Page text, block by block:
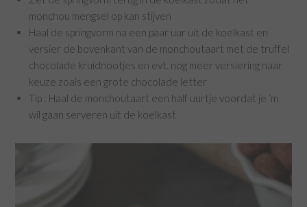
monchou mengsel op kan stijven
Haal de springvorm na een paar uur uit de koelkast en
versier de bovenkant van de monchoutaart met de truffel
chocolade kruidnootjes en evt. nog meer versiering naar
keuze zoals een grote chocolade letter
Tip : Haal de monchoutaart een half uurtje voordat je ‘m
wil gaan serveren uit de koelkast